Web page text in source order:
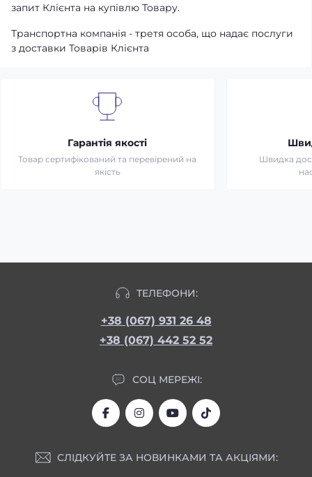
запит Клієнта на купівлю Товару.
Транспортна компанія - третя особа, що надає послуги
з доставки Товарів Клієнта
Гарантія якості
Товар сертифікований та перевірений на
якість
Швидка
ТЕЛЕФОНИ:
+38 (067) 931 26 48
+38 (067) 442 52 52
СОЦ МЕРЕЖІ:
СЛІДКУЙТЕ ЗА НОВИНКАМИ ТА АКЦІЯМИ: